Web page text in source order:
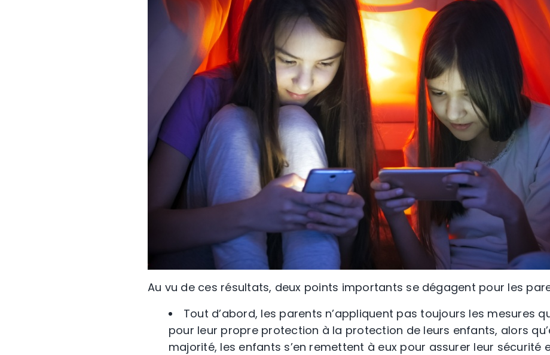
Au vu de ces résultats, deux points importants se dégagent pour les
Tout d’abord, les parents n’appliquent pas toujours les mesures
pour leur propre protection à la protection de leurs enfants, alors
majorité, les enfants s’en remettent à eux pour assurer leur sécurité